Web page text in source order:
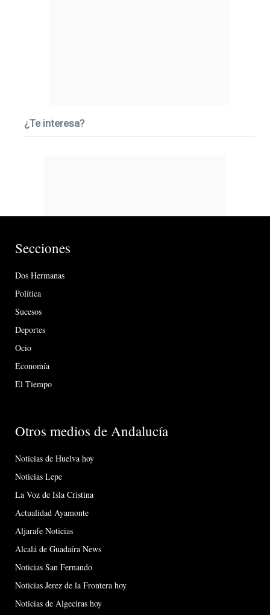
¿Te interesa?
Secciones
Dos Hermanas
Política
Sucesos
Deportes
Ocio
Economía
El Tiempo
Otros medios de Andalucía
Noticias de Huelva hoy
Noticias Lepe
La Voz de Isla Cristina
Actualidad Ayamonte
Aljarafe Noticias
Alcalá de Guadaíra News
Noticias San Fernando
Noticias Jerez de la Frontera hoy
Noticias de Algeciras hoy